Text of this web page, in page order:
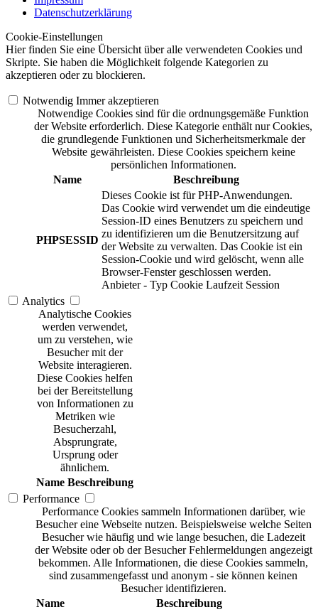
Datenschutzerklärung
Cookie-Einstellungen
Hier finden Sie eine Übersicht über alle verwendeten Cookies und
Skripte. Sie haben die Möglichkeit folgende Kategorien zu
akzeptieren oder zu blockieren.
Notwendig Immer akzeptieren
Notwendige Cookies sind für die ordnungsgemäße Funktion
der Website erforderlich. Diese Kategorie enthält nur Cookies,
die grundlegende Funktionen und Sicherheitsmerkmale der
Website gewährleisten. Diese Cookies speichern keine
persönlichen Informationen.
Name
Beschreibung
PHPSESSID
Dieses Cookie ist für PHP-Anwendungen.
Das Cookie wird verwendet um die eindeutige
Session-ID eines Benutzers zu speichern und
zu identifizieren um die Benutzersitzung auf
der Website zu verwalten. Das Cookie ist ein
Session-Cookie und wird gelöscht, wenn alle
Browser-Fenster geschlossen werden.
Anbieter - Typ Cookie Laufzeit Session
Analytics
Analytische Cookies
werden verwendet,
um zu verstehen, wie
Besucher mit der
Website interagieren.
Diese Cookies helfen
bei der Bereitstellung
von Informationen zu
Metriken wie
Besucherzahl,
Absprungrate,
Ursprung oder
ähnlichem.
Name Beschreibung
Performance
Performance Cookies sammeln Informationen darüber, wie
Besucher eine Webseite nutzen. Beispielsweise welche Seiten
Besucher wie häufig und wie lange besuchen, die Ladezeit
der Website oder ob der Besucher Fehlermeldungen angezeigt
bekommen. Alle Informationen, die diese Cookies sammeln,
sind zusammengefasst und anonym - sie können keinen
Besucher identifizieren.
Name
Beschreibung